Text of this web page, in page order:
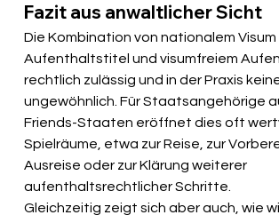
Fazit aus anwaltlicher Sicht
Die Kombination von nationalem
Aufenthaltstitel und visumfreiem
rechtlich zulässig und in der Praxis
ungewöhnlich. Für Staatsangehörige
Friends-Staaten eröffnet dies oft
Spielräume, etwa zur Reise, zur
Ausreise oder zur Klärung weiterer
aufenthaltsrechtlicher Schritte.
Gleichzeitig zeigt sich aber auch, wie